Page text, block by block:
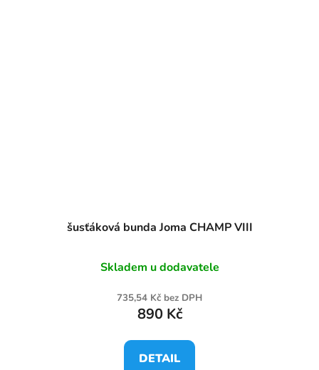
šusťáková bunda Joma CHAMP VIII
Skladem u dodavatele
735,54 Kč bez DPH
890 Kč
DETAIL